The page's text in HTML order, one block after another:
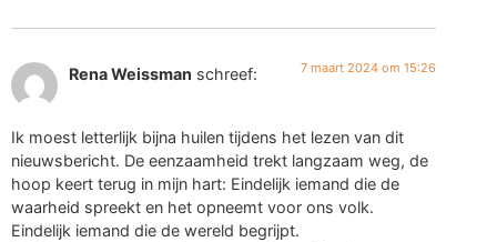
Rena Weissman schreef: 7 maart 2024 om 15:26
Ik moest letterlijk bijna huilen tijdens het lezen van dit
nieuwsbericht. De eenzaamheid trekt langzaam weg, de
hoop keert terug in mijn hart: Eindelijk iemand die de
waarheid spreekt en het opneemt voor ons volk.
Eindelijk iemand die de wereld begrijpt.